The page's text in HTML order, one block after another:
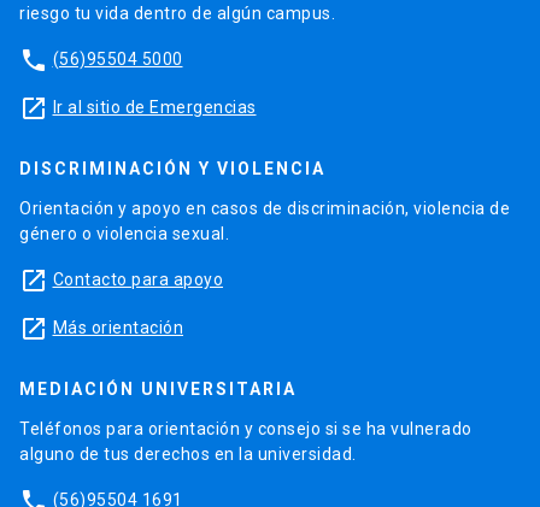
riesgo tu vida dentro de algún campus.
phone (56)95504 5000
launch Ir al sitio de Emergencias
DISCRIMINACIÓN Y VIOLENCIA
Orientación y apoyo en casos de discriminación, violencia de
género o violencia sexual.
launch Contacto para apoyo
launch Más orientación
MEDIACIÓN UNIVERSITARIA
Teléfonos para orientación y consejo si se ha vulnerado
alguno de tus derechos en la universidad.
(56)95504 1691